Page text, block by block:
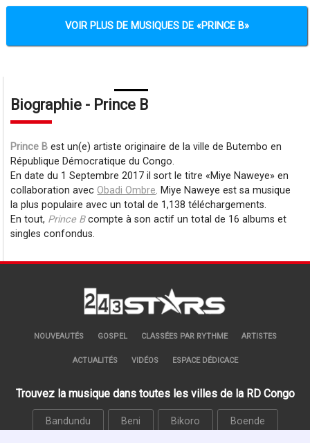
VOIR PLUS DE MUSIQUES DE PRINCE B
Biographie - Prince B
Prince B est un(e) artiste originaire de la ville de Butembo en
République Démocratique du Congo.
En date du 1 Septembre 2017 il sort le titre Miye Naweye
en
collaboration avecObadi Ombre. Miye Naweye est sa musique
la plus populaire avec un total de 1,138 téléchargements.
En tout, Prince Bcompte à son actif un total de 16 albums et
singles confondus.
NOUVEAUTÉS GOSPEL CLASSÉES PAR RYTHME ARTISTES
ACTUALITÉS VIDÉOS ESPACE DÉDICACE
Trouvez la musique dans toutes les villes de la RD Congo
Bandundu Beni Bikoro Boende